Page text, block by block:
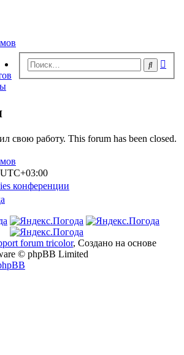
Поиск
свою работу. This forum has been closed.
UTC+03:00
конференции
forum tricolor, Создано на основе
© phpBB Limited